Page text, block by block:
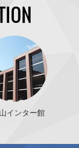
インター館